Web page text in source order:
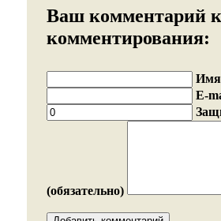
Ваш комментарий к
комментирования:
Имя
E-
(обязательно)